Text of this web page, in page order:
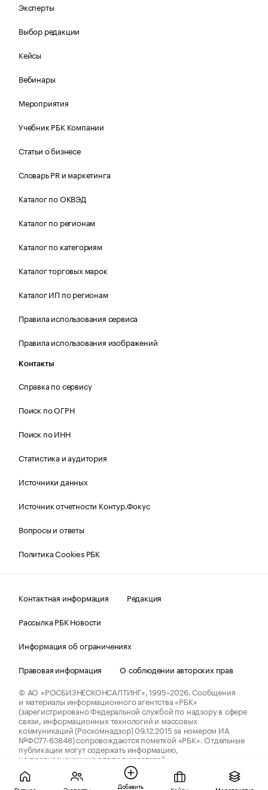
Эксперты
Выбор редакции
Кейсы
Вебинары
Мероприятия
Учебник РБК Компании
Статьи о бизнесе
Словарь PR и маркетинга
Каталог по ОКВЭД
Каталог по регионам
Каталог по категориям
Каталог торговых марок
Каталог ИП по регионам
Правила использования сервиса
Правила использования изображений
Контакты
Справка по сервису
Поиск по ОГРН
Поиск по ИНН
Статистика и аудитория
Источники данных
Источник отчетности Контур.Фокус
Вопросы и ответы
Политика Cookies РБК
Контактная информация
Редакция
Рассылка РБК Новости
Информация об ограничениях
Правовая информация
О соблюдении авторских прав
© АО «РОСБИЗНЕСКОНСАЛТИНГ»,1995–2026.Сообщения
и материалы информационного агентства «РБК»
(зарегистрировано Федеральной службой по надзору в сфере
связи, информационных технологий и массовых
коммуникаций (Роскомнадзор) 09.12.2015 за номером ИА
№ФС77-63848) сопровождаются пометкой «РБК». Отдельные
публикации могут содержать информацию,
не предназначенную для пользователей
до 18 лет.
companycardsfeedback@rbc.ru
Добавить